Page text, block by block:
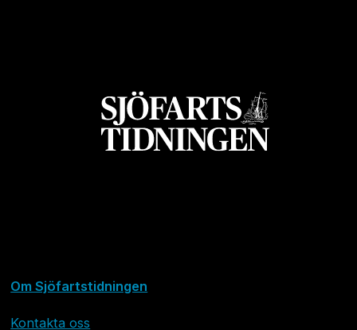
Om Sjöfartstidningen
Kontakta oss